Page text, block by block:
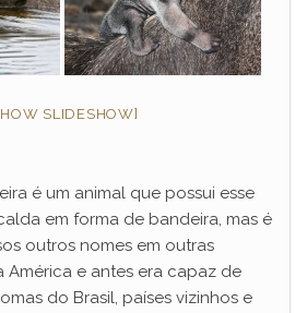
SLIDESHOW]
é um animal que possui esse
em forma de bandeira, mas é
outros nomes em outras
América e antes era capaz de
do Brasil, países vizinhos e